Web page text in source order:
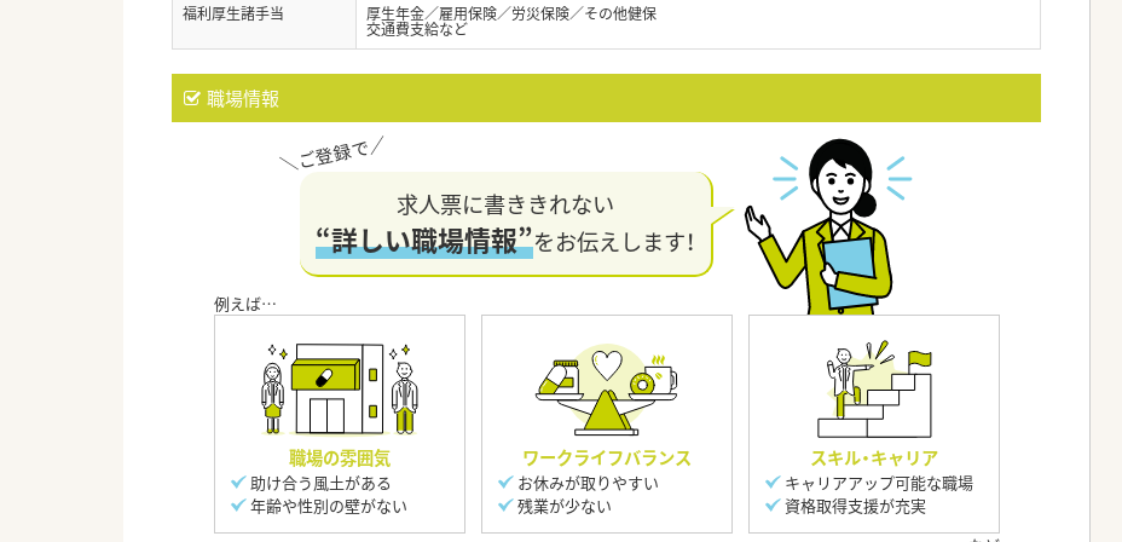
福利厚生諸手当
厚生年金／雇用保険／労災保険／その他健保
交通費支給など
職場情報
求人票に書ききれない
“詳しい職場情報”をお伝えします！
職場の雰囲気
助け合う風土がある
年齢や性別の壁がない
ワークライフバランス
お休みが取りやすい
残業が少ない
スキル・キャリア
キャリアアップ可能な職場
資格取得支援が充実